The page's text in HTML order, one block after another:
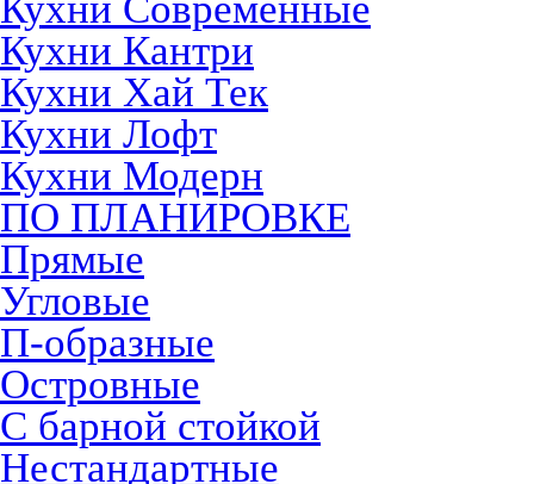
Кухни Кантри
Кухни Хай Тек
Кухни Лофт
Кухни Модерн
ПО ПЛАНИРОВКЕ
Прямые
Угловые
П-образные
Островные
С барной стойкой
Нестандартные